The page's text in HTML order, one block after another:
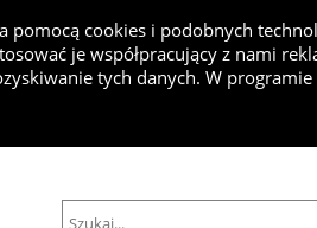
Projekty Inspiracje
pomocą cookies i podobnych
je współpracujący z nami
tych danych. W